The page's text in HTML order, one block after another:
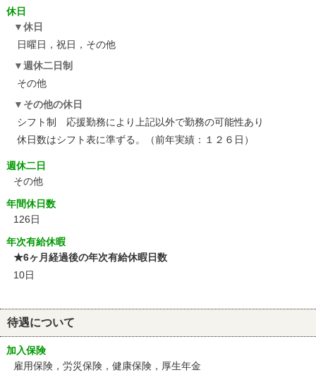
休日
休日
日曜日，祝日，その他
週休二日制
その他
その他の休日
シフト制 応援勤務により上記以外で勤務の可能性あり
休日数はシフト表に準ずる。（前年実績：１２６日）
週休二日
その他
年間休日数
126日
年次有給休暇
★6ヶ月経過後の年次有給休暇日数
10日
待遇について
加入保険
雇用保険，労災保険，健康保険，厚生年金